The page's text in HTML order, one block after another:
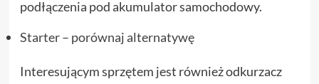
podłączenia pod akumulator samochodowy.
Starter – porównaj alternatywę
Interesującym sprzętem jest również odkurzacz